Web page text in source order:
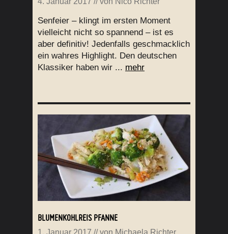
Senfeier – klingt im ersten Moment
vielleicht nicht so spannend – ist es
aber definitiv! Jedenfalls geschmacklich
ein wahres Highlight. Den deutschen
Klassiker haben wir ... mehr
BLUMENKOHLREIS PFANNE